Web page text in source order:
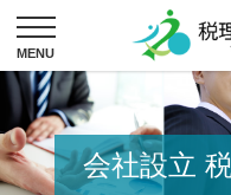
会社設立